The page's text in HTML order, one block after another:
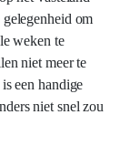
om
weken te
niet meer te
een handige
niet snel zou